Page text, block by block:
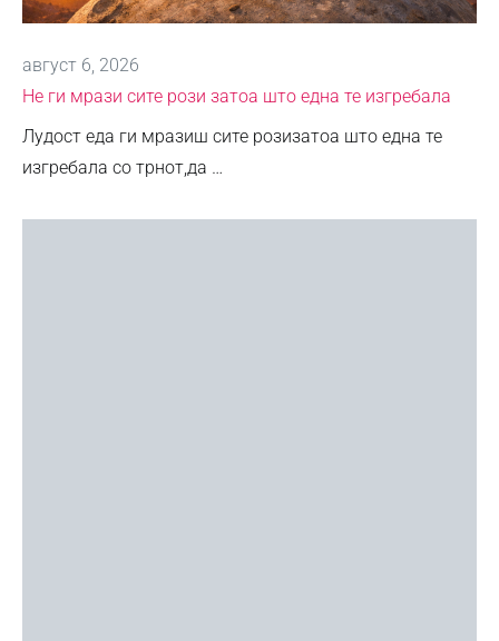
август 6, 2026
Не ги мрази сите рози затоа што една те изгребала
Лудост еда ги мразиш сите розизатоа што една те
изгребала со трнот,да …